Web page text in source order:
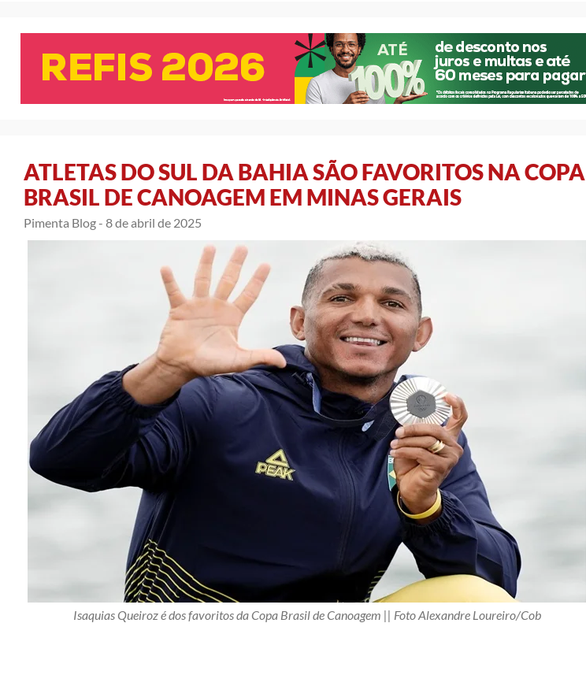
ATLETAS DO SUL DA BAHIA SÃO FAVORITOS NA COPA
BRASIL DE CANOAGEM EM MINAS GERAIS
Pimenta Blog - 8 de abril de 2025
Isaquias Queiroz é dos favoritos da Copa Brasil de Canoagem || Foto Alexandre Loureiro/Cob